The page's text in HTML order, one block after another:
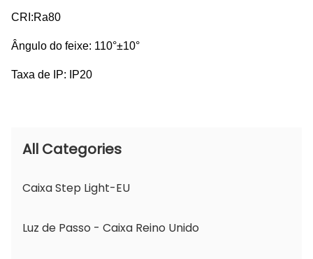
CRI:Ra80
Ângulo do feixe: 110°±10°
Taxa de IP: IP20
All Categories
Caixa Step Light-EU
Luz de Passo - Caixa Reino Unido